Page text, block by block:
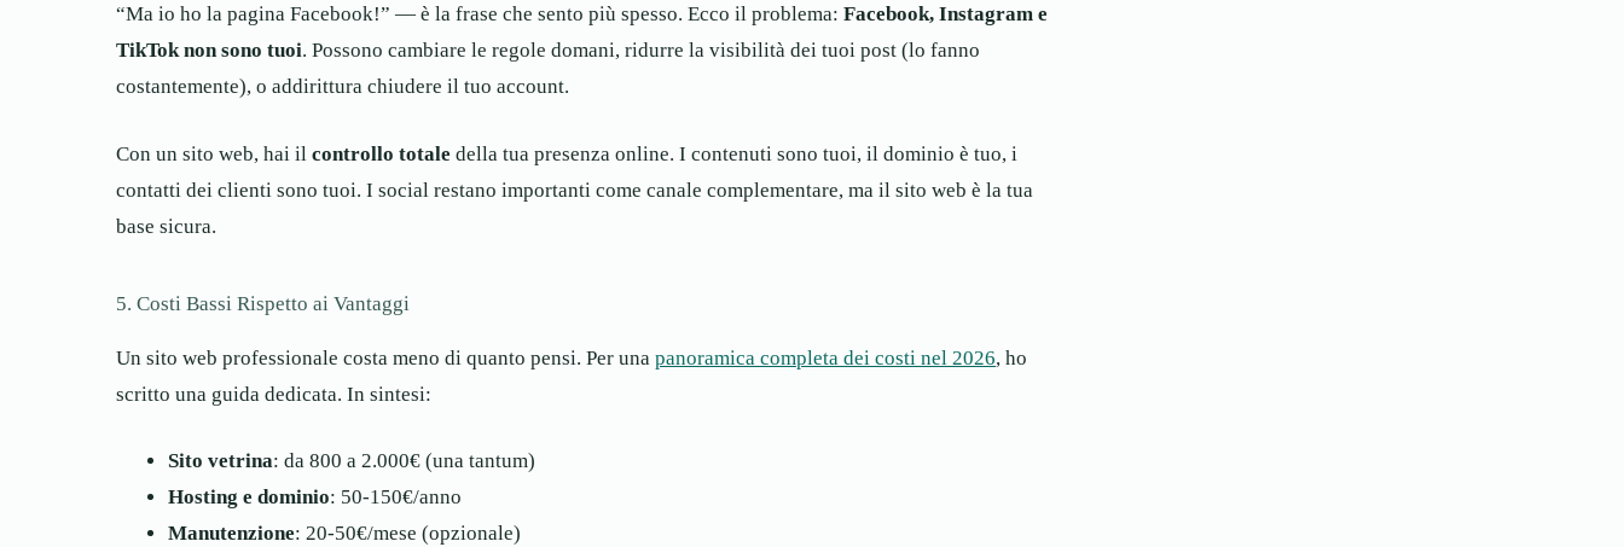
“Ma io ho la pagina Facebook!” — è la frase che sento più spesso. Ecco il problema: Facebook, Instagram e
TikTok non sono tuoi. Possono cambiare le regole domani, ridurre la visibilità dei tuoi post (lo fanno
costantemente), o addirittura chiudere il tuo account.
Con un sito web, hai il controllo totale della tua presenza online. I contenuti sono tuoi, il dominio è tuo, i
contatti dei clienti sono tuoi. I social restano importanti come canale complementare, ma il sito web è la tua
base sicura.
5. Costi Bassi Rispetto ai Vantaggi
Un sito web professionale costa meno di quanto pensi. Per una panoramica completa dei costi nel 2026, ho
scritto una guida dedicata. In sintesi:
Sito vetrina: da 800 a 2.000€ (una tantum)
Hosting e dominio: 50-150€/anno
Manutenzione: 20-50€/mese (opzionale)